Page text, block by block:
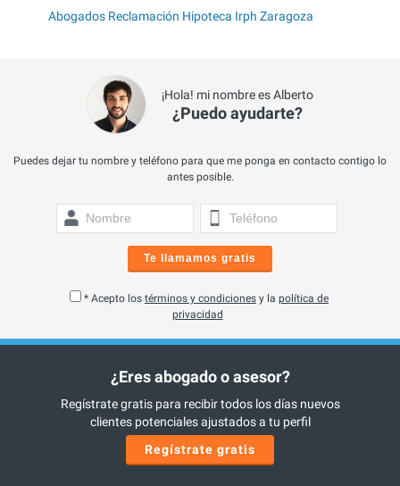
Abogados Reclamación Hipoteca Irph Zaragoza
¡Hola! mi nombre es Alberto
¿Puedo ayudarte?
Puedes dejar tu nombre y teléfono para que me ponga en contacto contigo lo
antes posible.
Te llamamos gratis
* Acepto los términos y condiciones y la política de
privacidad
¿Eres abogado o asesor?
Regístrate gratis para recibir todos los días nuevos
clientes potenciales ajustados a tu perfil
Regístrate gratis